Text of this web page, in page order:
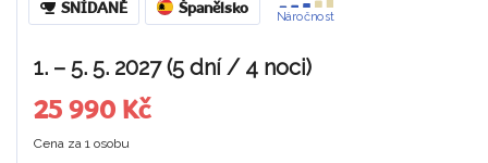
SNÍDANĚ Španělsko
Náročnost
1. – 5. 5. 2027 (5 dní / 4 noci)
25 990 Kč
Cena za 1 osobu